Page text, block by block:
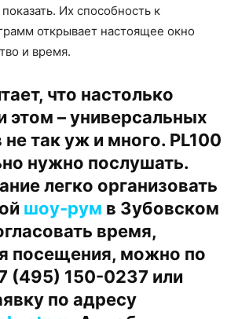
Их способность к
открывает настоящее окно
и время.
что настолько
этом – универсальных
так уж и много. PL100
нужно послушать.
легко организовать
шоу-рум в Зубовском
время,
посещения, можно по
(495) 150-0237 или
по адресу